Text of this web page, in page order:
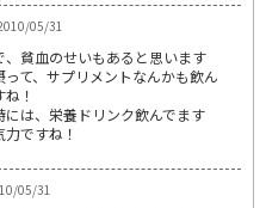
05/31
貧血のせいもあると思います
て、サプリメントなんかも飲ん
！
は、栄養ドリンク飲んでます
ですね！
05/31